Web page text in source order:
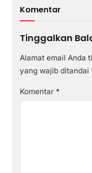
Komentar
Tinggalkan
Alamat email Anda
yang wajib ditandai
Komentar *